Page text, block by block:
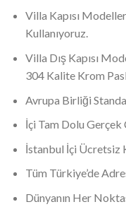
Villa Kapısı
Kullanıyoruz.
Villa Dış Kapısı
304 Kalite Krom
Avrupa Birliği
İçi Tam Dolu Gerçek
İstanbul İçi
Tüm Türkiye’de
Dünyanın Her